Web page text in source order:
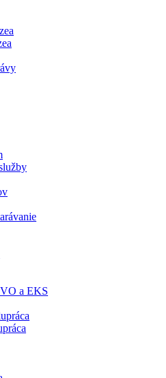
a EKS